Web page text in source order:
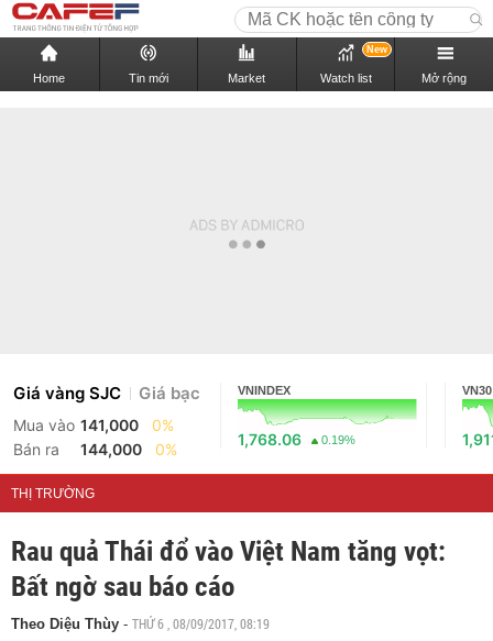
Home Tin mới Market Watch list
New
Mở rộng
Giá vàng SJC Giá bạc
Mua vào 141,000
0%
Bán ra
144,000 0%
VNINDEX
1,768.06 0.19%
VN30
THỊ TRƯỜNG
Rau quả Thái đổ vào Việt Nam tăng vọt:
Bất ngờ sau báo cáo
Theo Diệu Thùy - THỨ 6 , 08/09/2017, 08:19